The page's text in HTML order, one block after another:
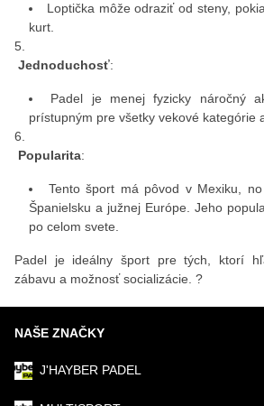
Loptička môže odraziť od steny,
kurt.
Jednoduchosť:
Padel je menej fyzicky náročný
prístupným pre všetky vekové kategórie
Popularita:
Tento šport má pôvod v Mexiku,
Španielsku a južnej Európe. Jeho
po celom svete.
Padel je ideálny šport pre tých, ktorí
zábavu a možnosť socializácie. ?
NAŠE ZNAČKY
J'HAYBER PADEL